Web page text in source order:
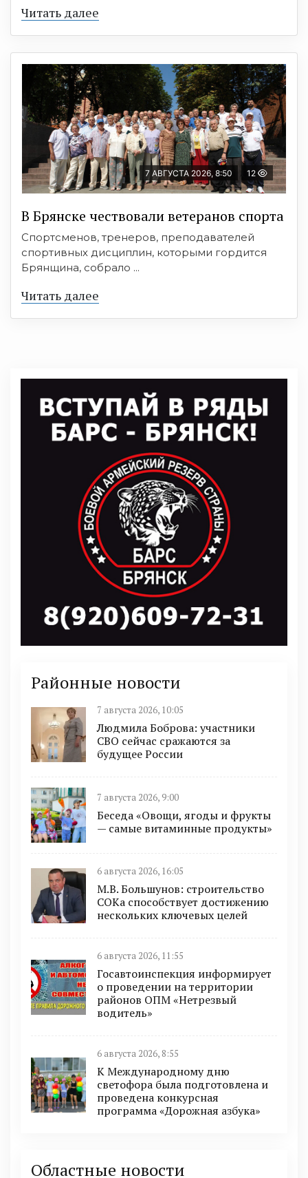
Читать далее
7 АВГУСТА 2026, 8:50 12
В Брянске чествовали ветеранов спорта
Спортсменов, тренеров, преподавателей
спортивных дисциплин, которыми гордится
Брянщина, собрало ...
Читать далее
Районные новости
7 августа 2026, 10:05
Людмила Боброва: участники
СВО сейчас сражаются за
будущее России
7 августа 2026, 9:00
Беседа «Овощи, ягоды и фрукты
— самые витаминные продукты»
6 августа 2026, 16:05
М.В. Большунов: строительство
СОКа способствует достижению
нескольких ключевых целей
6 августа 2026, 11:55
Госавтоинспекция информирует
о проведении на территории
районов ОПМ «Нетрезвый
водитель»
6 августа 2026, 8:55
К Международному дню
светофора была подготовлена и
проведена конкурсная
программа «Дорожная азбука»
Областные новости